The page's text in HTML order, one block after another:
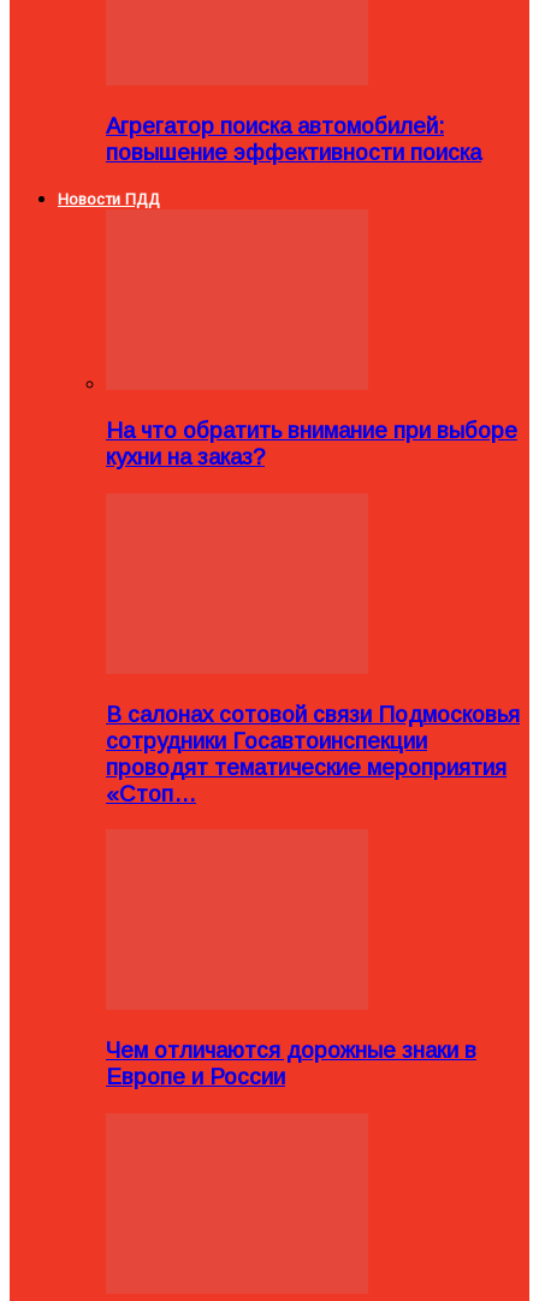
Агрегатор поиска автомобилей:
повышение эффективности поиска
Новости ПДД
На что обратить внимание при выборе
кухни на заказ?
В салонах сотовой связи Подмосковья
сотрудники Госавтоинспекции
проводят тематические мероприятия
«Стоп…
Чем отличаются дорожные знаки в
Европе и России